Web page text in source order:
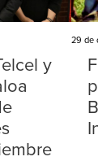
y
29 de